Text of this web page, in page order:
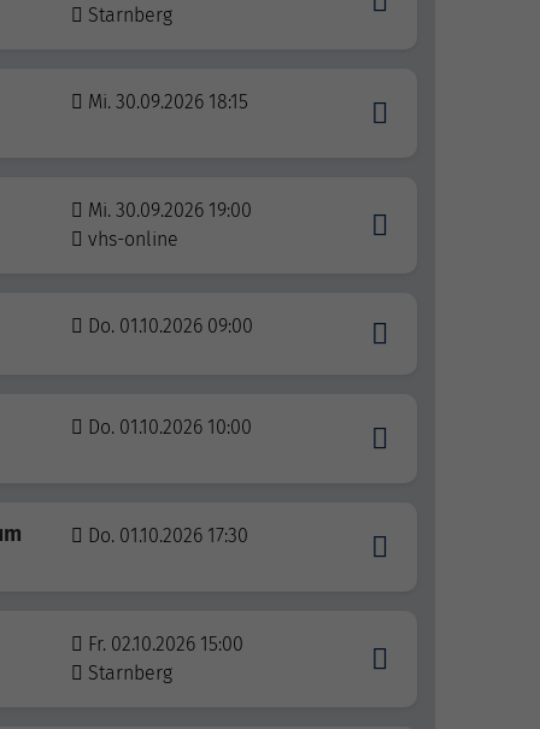
Starnberg
Mi. 30.09.2026 18:15
Mi. 30.09.2026 19:00
vhs-online
Do. 01.10.2026 09:00
Do. 01.10.2026 10:00
Do. 01.10.2026 17:30
Fr. 02.10.2026 15:00
Starnberg